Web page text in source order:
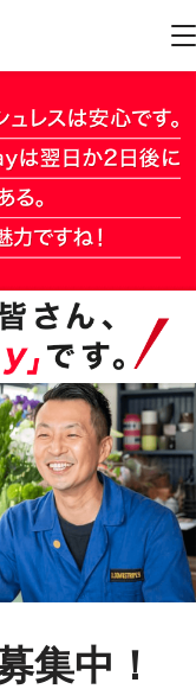
集中！